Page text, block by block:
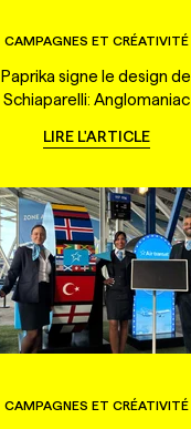
CAMPAGNES ET CRÉATIVITÉ
Paprika signe le design de
Schiaparelli: Anglomaniac
LIRE L'ARTICLE
CAMPAGNES ET CRÉATIVITÉ